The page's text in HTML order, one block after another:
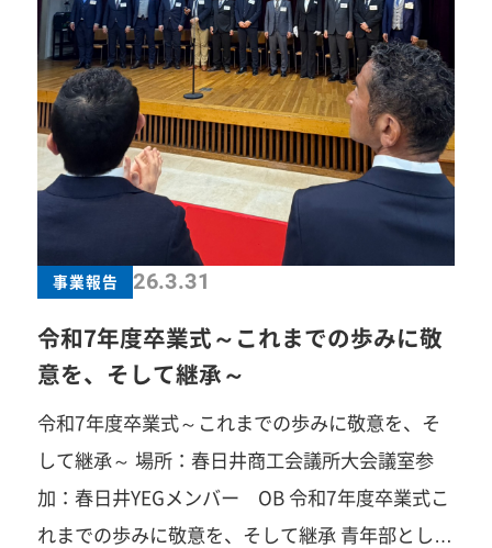
もまた、この一年を特別なものへと昇華させまし
た。 廣瀬会長、役員の皆様が築かれた想いと誇り
は、確実に次年度へと引き継がれていきます。 心
より、最大限の敬意と感謝を込めて。本当にお疲
れ様でした。
一歩踏み出すことで、見える景
色がきっと変わります。あなたの「挑戦してみた
い」を、春日井YEGでカタチにしませんか？「自
己研鑽」「自己実現」「楽しさ」「苦しさ」「笑
い」「汗」「涙」「感動」…まずは見学だけでも
大歓迎です。お気軽にご連絡ください！ 春日井商
事業報告 26.3.31
令和7年度卒業式～これまでの歩みに敬
意を、そして継承～
令和7年度卒業式～これまでの歩みに敬意を、そ
して継承～ 場所：春日井商工会議所大会議室参
加：春日井YEGメンバー OB 令和7年度卒業式こ
れまでの歩みに敬意を、そして継承 青年部として